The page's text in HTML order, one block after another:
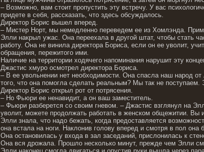
– Возможно, вам стоит пропустить эту встречу. У вас
придете в себя, рассказать, что здесь обсуждалось.
Директор Борис вышел вперед.
– Мистер Норт, мы немедленно переведем ее из Хомлэнда.
Элли накрыл ужас. Она переехала в другой штат, чтобы стать
работу. Она не винила директора Бориса, если он ее уволит,
обращения, пережитого ими.
Наличие на территории ходячего напоминания нарушит эту
Джастис хмуро осмотрел директора Бориса.
– В ее увольнении нет необходимости. Она спасла наш народ
того, что она помогла сделать реальным? Мы так не
Директор Борис открыл рот от потрясения.
– Но Фьюри ее ненавидит, а он ваш заместитель.
– Фьюри разберется со своим гневом. – Джастис взглянул на
уволит, можете продолжать работать в женском общежитии.
Элли знала, что надо бежать, когда предоставляется
она встала на ноги. Наклонив голову вперед и смотря в пол она
Она остановилась у входа в зал заседаний, прислонилась к
Она вся дрожала. Прошло несколько минут, прежде чем Элли